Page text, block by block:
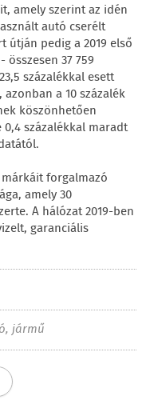
amely szerint az idén
autó cserélt
útján pedig a 2019 első
37 759
százalékkal esett
a 10 százalék
köszönhetően
százalékkal maradt
forgalmazó
amely 30
A hálózat 2019-ben
garanciális
,jármű